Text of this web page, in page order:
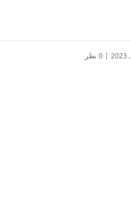
|0 نظر